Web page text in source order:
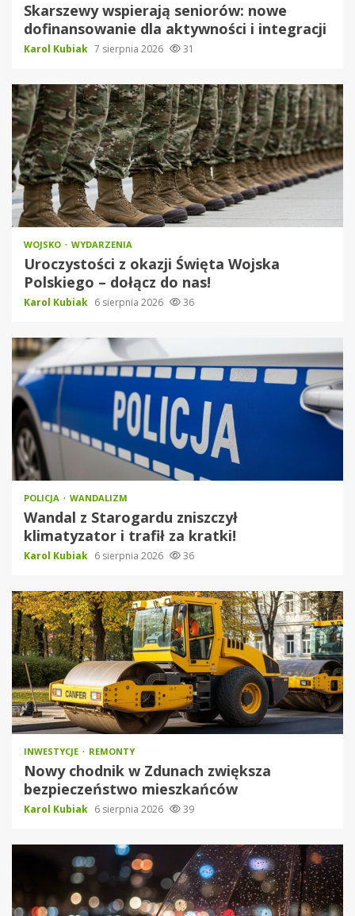
Skarszewy wspierają seniorów: nowe
dofinansowanie dla aktywności i integracji
Karol Kubiak 7 sierpnia 2026 31
WOJSKO WYDARZENIA
Uroczystości z okazji Święta Wojska
Polskiego – dołącz do nas!
Karol Kubiak 6 sierpnia 2026 36
POLICJA WANDALIZM
Wandal z Starogardu zniszczył
klimatyzator i trafił za kratki!
Karol Kubiak 6 sierpnia 2026 36
INWESTYCJE REMONTY
Nowy chodnik w Zdunach zwiększa
bezpieczeństwo mieszkańców
Karol Kubiak 6 sierpnia 2026 39